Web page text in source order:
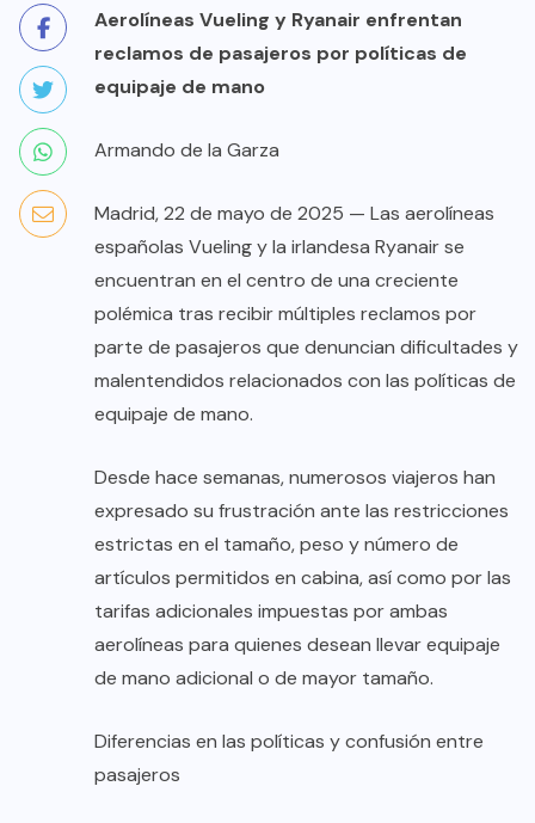
Aerolíneas Vueling y Ryanair enfrentan
reclamos de pasajeros por políticas de
equipaje de mano
Armando de la Garza
Madrid, 22 de mayo de 2025 — Las aerolíneas
españolas Vueling y la irlandesa Ryanair se
encuentran en el centro de una creciente
polémica tras recibir múltiples reclamos por
parte de pasajeros que denuncian dificultades y
malentendidos relacionados con las políticas de
equipaje de mano.
Desde hace semanas, numerosos viajeros han
expresado su frustración ante las restricciones
estrictas en el tamaño, peso y número de
artículos permitidos en cabina, así como por las
tarifas adicionales impuestas por ambas
aerolíneas para quienes desean llevar equipaje
de mano adicional o de mayor tamaño.
Diferencias en las políticas y confusión entre
pasajeros